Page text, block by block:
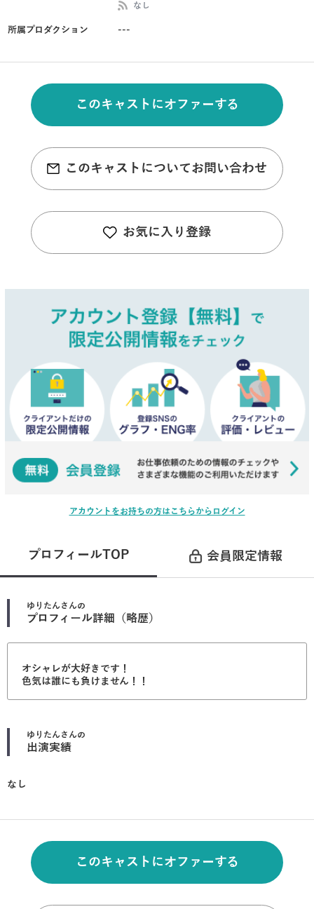
なし
所属プロダクション ---
このキャストにオファーする
このキャストについてお問い合わせ
お気に入り登録
アカウントをお持ちの方はこちらからログイン
プロフィールTOP 会員限定情報
ゆりたん さんの
プロフィール詳細（略歴）
オシャレが大好きです！
色気は誰にも負けません！！
ゆりたん さんの
出演実績
なし
このキャストにオファーする